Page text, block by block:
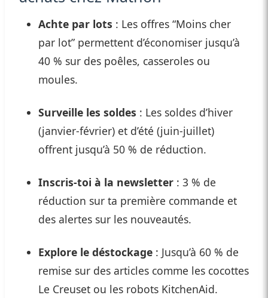
Achte par lots : Les offres “Moins cher
par lot” permettent d’économiser jusqu’à
40 % sur des poêles, casseroles ou
moules.
Surveille les soldes : Les soldes d’hiver
(janvier-février) et d’été (juin-juillet)
offrent jusqu’à 50 % de réduction.
Inscris-toi à la newsletter : 3 % de
réduction sur ta première commande et
des alertes sur les nouveautés.
Explore le déstockage : Jusqu’à 60 % de
remise sur des articles comme les cocottes
Le Creuset ou les robots KitchenAid.